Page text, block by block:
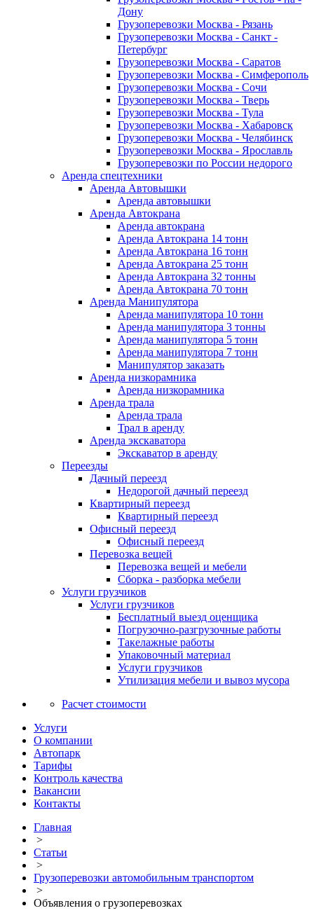
Дону
Грузоперевозки Москва - Рязань
Грузоперевозки Москва - Санкт -
Петербург
Грузоперевозки Москва - Саратов
Грузоперевозки Москва - Симферополь
Грузоперевозки Москва - Сочи
Грузоперевозки Москва - Тверь
Грузоперевозки Москва - Тула
Грузоперевозки Москва - Хабаровск
Грузоперевозки Москва - Челябинск
Грузоперевозки Москва - Ярославль
Грузоперевозки по России недорого
Аренда спецтехники
Аренда Автовышки
Аренда автовышки
Аренда Автокрана
Аренда автокрана
Аренда Автокрана 14 тонн
Аренда Автокрана 16 тонн
Аренда Автокрана 25 тонн
Аренда Автокрана 32 тонны
Аренда Автокрана 70 тонн
Аренда Манипулятора
Аренда манипулятора 10 тонн
Аренда манипулятора 3 тонны
Аренда манипулятора 5 тонн
Аренда манипулятора 7 тонн
Манипулятор заказать
Аренда низкорамника
Аренда низкорамника
Аренда трала
Аренда трала
Трал в аренду
Аренда экскаватора
Экскаватор в аренду
Переезды
Дачный переезд
Недорогой дачный переезд
Квартирный переезд
Квартирный переезд
Офисный переезд
Офисный переезд
Перевозка вещей
Перевозка вещей и мебели
Сборка - разборка мебели
Услуги грузчиков
Услуги грузчиков
Бесплатный выезд оценщика
Погрузочно-разгрузочные работы
Такелажные работы
Упаковочный материал
Услуги грузчиков
Утилизация мебели и вывоз мусора
Расчет стоимости
Услуги
О компании
Автопарк
Тарифы
Контроль качества
Вакансии
Контакты
Главная
>
Статьи
>
Грузоперевозки автомобильным транспортом
>
Объявления о грузоперевозках